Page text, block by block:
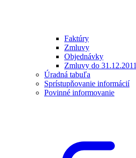
Faktúry
Zmluvy
Objednávky
Zmluvy do 31.12.2011
Úradná tabuľa
Sprístupňovanie informácií
Povinné informovanie